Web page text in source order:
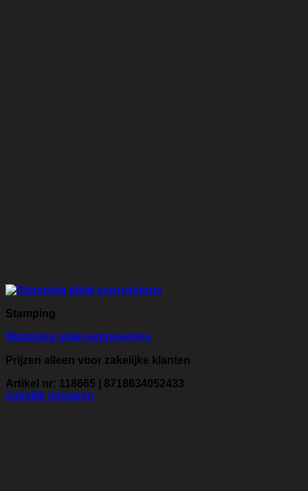
Stamping
Stamping plate expressions
Prijzen alleen voor zakelijke klanten
Artikel nr: 118665 | 8718634052433
Zakelijk inloggen